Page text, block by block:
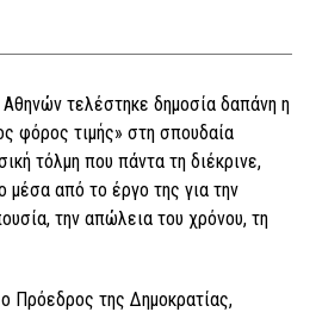
τελέστηκε δημοσία δαπάνη η
φόρος τιμής» στη σπουδαία
τόλμη που πάντα τη διέκρινε,
μέσα από το έργο της για την
την απώλεια του χρόνου, τη
Πρόεδρος της Δημοκρατίας,